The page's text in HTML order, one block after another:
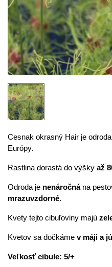
Cesnak okrasný Hair je
Európy.
Rastlina dorastá do výšky až
Odroda je nenáročnána
mrazuvzdorné.
Kvety tejto cibuľoviny majú
Kvetov sa dočkáme v máji a
Veľkosť cibule: 5/+